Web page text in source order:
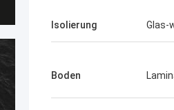
Michael Cairns
Isolierung Glas-
Boden